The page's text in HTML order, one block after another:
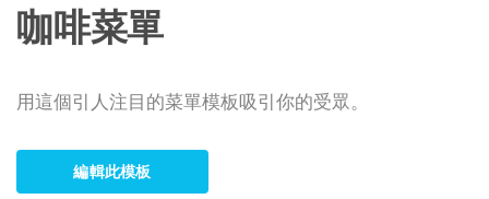
咖啡菜單
用這個引人注目的菜單模板吸引你的受眾。
編輯此模板